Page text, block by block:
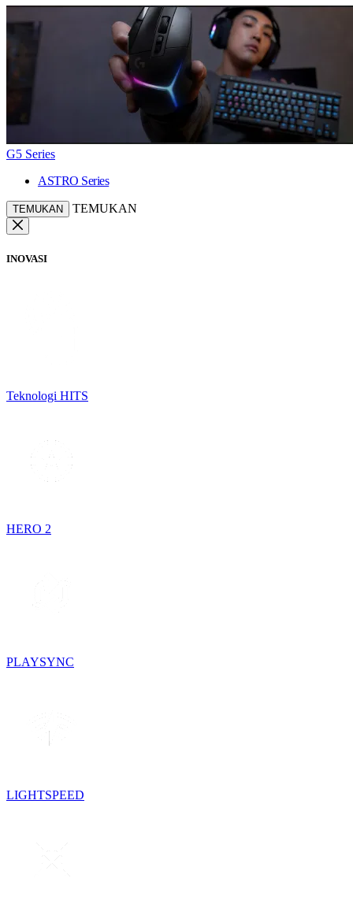
G5 Series
ASTRO Series
TEMUKAN TEMUKAN
INOVASI
Teknologi HITS
HERO 2
PLAYSYNC
LIGHTSPEED